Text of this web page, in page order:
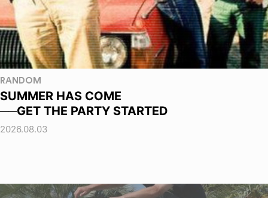
RANDOM
SUMMER HAS COME
──GET THE PARTY STARTED
2026.08.03